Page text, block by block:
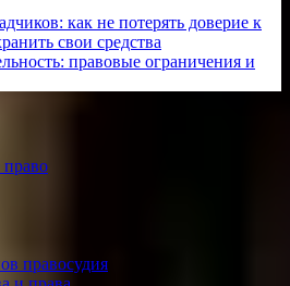
как не потерять доверие к
свои средства
правовые ограничения и
правосудия